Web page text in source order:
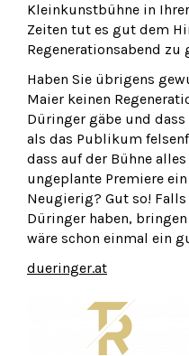
Kleinkunstbühne in
Zeiten tut es gut dem
Regenerationsabend zu
Haben Sie übrigens
Maier keinen
Düringer gäbe und
als das Publikum
dass auf der Bühne
ungeplante Premiere
Neugierig? Gut so! Falls
Düringer haben,
wäre schon einmal ein
dueringer.at